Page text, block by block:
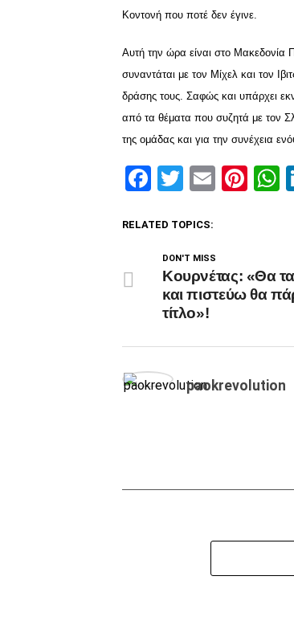
Κοντονή που ποτέ δεν έγινε.
Αυτή την ώρα είναι στο Μακεδονία
συναντάται με τον Μίχελ και τον
δράσης τους. Σαφώς και υπάρχει
από τα θέματα που συζητά με τον
της ομάδας και για την συνέχεια
Facebook
Twitter
Email
RELATED TOPICS:
DON'T MISS
Κουρνέτας: «Θα
και πιστεύω θα
τίτλο»!
paokrevolution